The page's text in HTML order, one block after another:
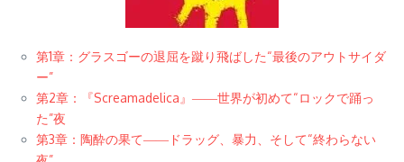
第1章：グラスゴーの退屈を蹴り飛ばした“最後のアウトサイダ
ー”
第2章：『Screamadelica』――世界が初めて“ロックで踊っ
た”夜
第3章：陶酔の果て――ドラッグ、暴力、そして“終わらない